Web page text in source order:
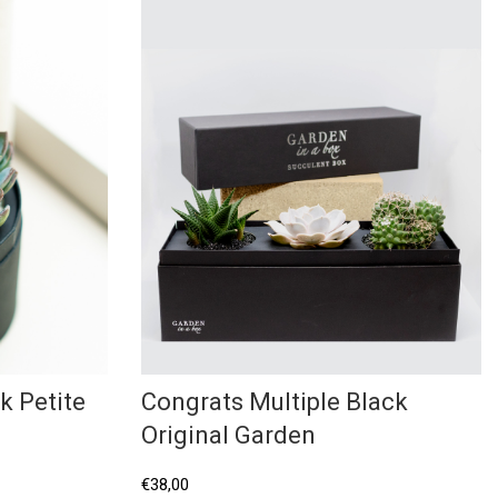
Petite
Congrats Multiple Black
Original Garden
€38,00